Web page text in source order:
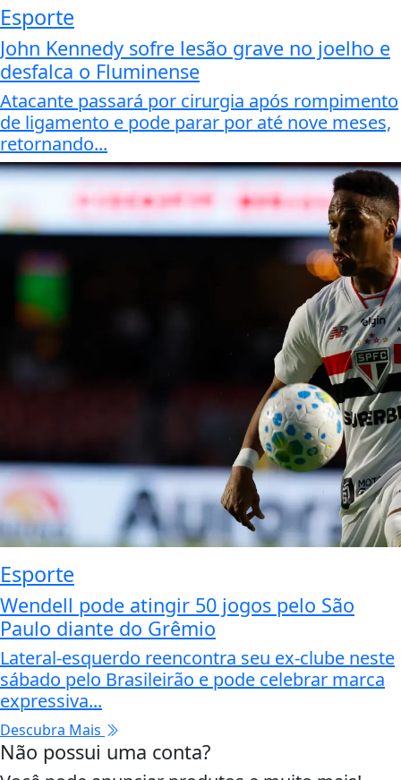
Esporte
John Kennedy sofre lesão grave no joelho e
desfalca o Fluminense
Atacante passará por cirurgia após rompimento
de ligamento e pode parar por até nove meses,
retornando...
Esporte
Wendell pode atingir 50 jogos pelo São
Paulo diante do Grêmio
Lateral-esquerdo reencontra seu ex-clube neste
sábado pelo Brasileirão e pode celebrar marca
expressiva...
Descubra Mais
Não possui uma conta?